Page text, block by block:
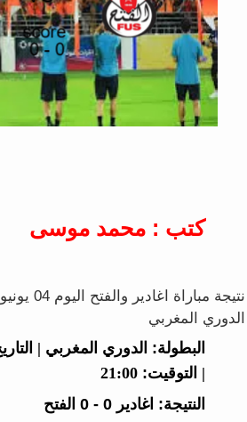
كتب : محمد موسى
الدوري المغربي
البطولة: الدوري المغربي |
| التوقيت: 21:00
النتيجة: اغادير0 - 0 الفتح